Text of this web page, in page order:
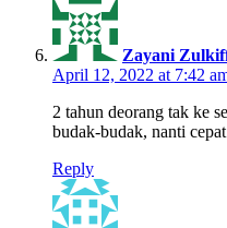
Zayani
April 12, 2022 at 7:42
2 tahun deorang tak ke
budak-budak, nanti
Reply